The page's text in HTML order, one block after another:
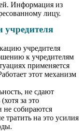
Информация из
лицу.
учредителя
учредителя
к учредителям
применяется
этот механизм
не сдают
за это
не собираются
тратить на это усилия